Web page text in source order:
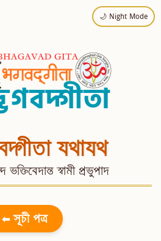
🌙 Night Mode
যথাযথ
স্বামী প্রভুপাদ
⬅ সূচী পত্র